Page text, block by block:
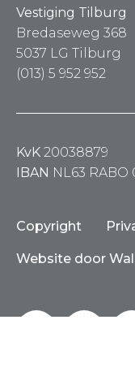
Vestiging Tilburg
Bredaseweg 368
5037 LG Tilburg
(013) 5 952 952
KvK 20038879
IBAN NL63 RABO
Copyright
Website door